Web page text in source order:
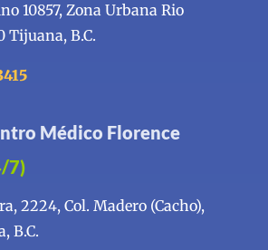
10857, Zona Urbana Rio
Tijuana, B.C.
Médico Florence
7)
2224, Col. Madero (Cacho),
B.C.